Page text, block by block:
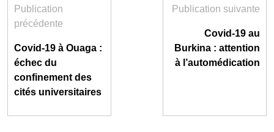
Publication
précédente
Covid-19 à Ouaga :
échec du
confinement des
cités universitaires
Publication suivante
Covid-19 au
Burkina : attention
à l’automédication